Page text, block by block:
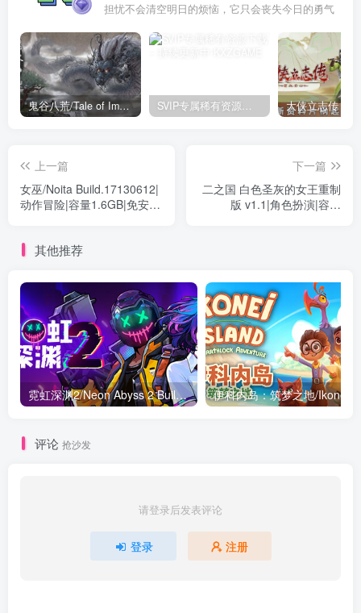
担忧不会清空明日的烦恼，它只会丧失今日的勇气
鬼谷八荒/Tale of Immortal v1.2.105.259|角色扮演|容量27.4GB|免安装绿色中文版 SVIP专属稀有资源下载 – 持续更新中
上一篇
女巫/Noita Build.17130612|
动作冒险|容量1.6GB|免安装
下一篇
二之国 白色圣灰的女王重制
版 v1.1|角色扮演|容量
其他推荐
霓虹深渊2/Neon Abyss 2 Build.24465770|动作冒险|容量1.7GB|免安装绿色中文版
评论 抢沙发
请登录后发表评论
登录 注册